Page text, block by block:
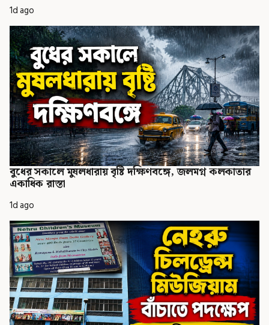
1d ago
বুধের সকালে মুষলধারায় বৃষ্টি দক্ষিণবঙ্গে, জলমগ্ন কলকাতার
একাধিক রাস্তা
1d ago